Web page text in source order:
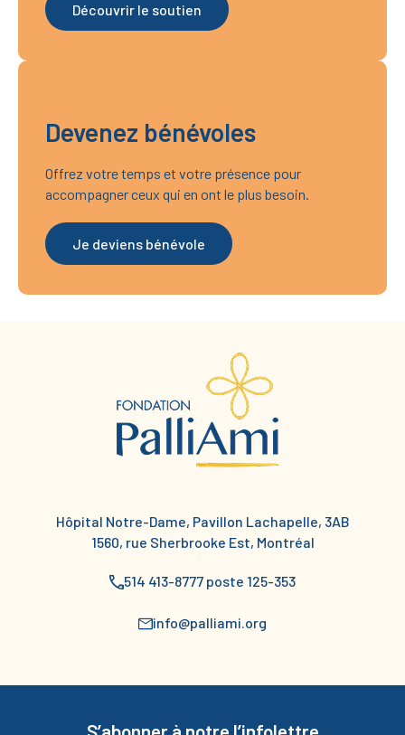
Découvrir le soutien
Devenez bénévoles
Offrez votre temps et votre présence pour
accompagner ceux qui en ont le plus besoin.
Je deviens bénévole
Hôpital Notre-Dame, Pavillon Lachapelle, 3AB
1560, rue Sherbrooke Est, Montréal
514 413-8777 poste 125-353
info@palliami.org